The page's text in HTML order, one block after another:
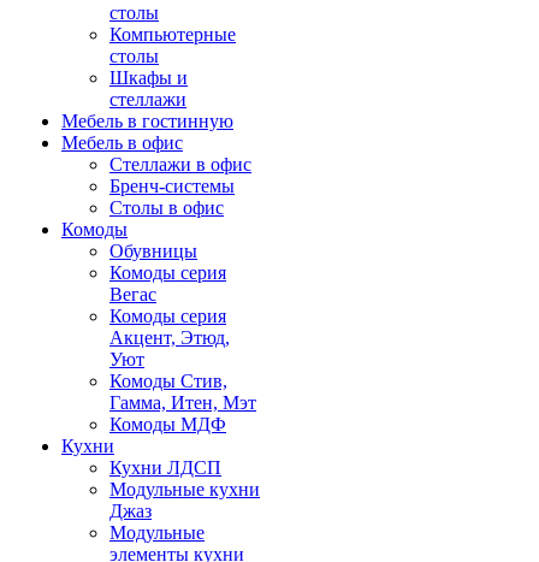
столы
Компьютерные
столы
Шкафы и
стеллажи
Мебель в гостинную
Мебель в офис
Стеллажи в офис
Бренч-системы
Столы в офис
Комоды
Обувницы
Комоды серия
Вегас
Комоды серия
Акцент, Этюд,
Уют
Комоды Стив,
Гамма, Итен, Мэт
Комоды МДФ
Кухни
Кухни ЛДСП
Модульные кухни
Джаз
Модульные
элементы кухни